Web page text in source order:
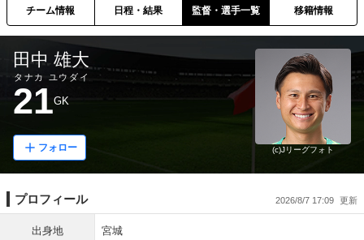
チーム情報 日程・結果 監督・選手一覧 移籍情報
田中 雄大
タナカ ユウダイ
21GK
フォロー (c)Jリーグフォト
プロフィール 2026/8/7 17:09
出身地 宮城